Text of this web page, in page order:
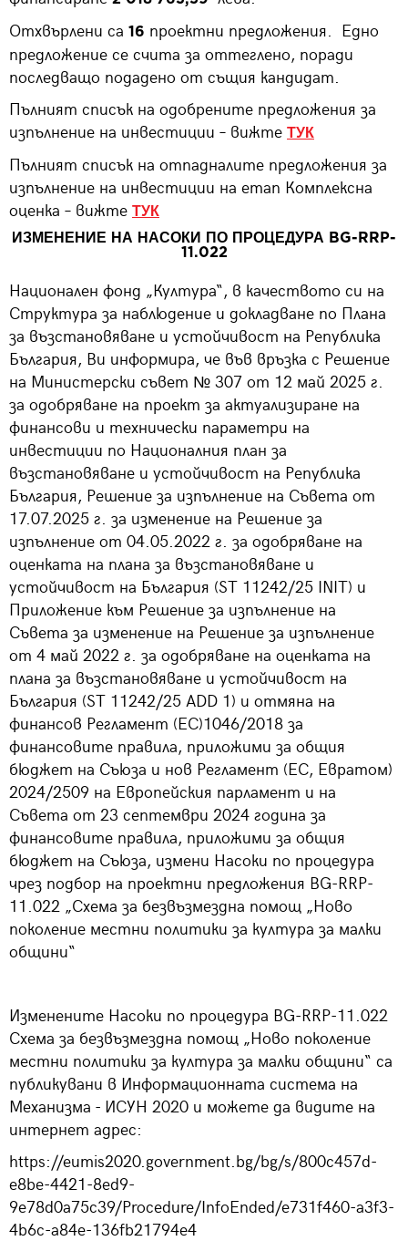
Отхвърлени са 16 проектни предложения. Едно
предложение се счита за оттеглено, поради
последващо подадено от същия кандидат.
Пълният списък на одобрените предложения за
изпълнение на инвестиции – вижте ТУК
Пълният списък на отпадналите предложения за
изпълнение на инвестиции на етап Комплексна
оценка – вижте ТУК
ИЗМЕНЕНИЕ НА НАСОКИ ПО ПРОЦЕДУРА BG-RRP-
11.022
Национален фонд „Култура“, в качеството си на
Структура за наблюдение и докладване по Плана
за възстановяване и устойчивост на Република
България, Ви информира, че във връзка с Решение
на Министерски съвет № 307 от 12 май 2025 г.
за одобряване на проект за актуализиране на
финансови и технически параметри на
инвестиции по Националния план за
възстановяване и устойчивост на Република
България, Решение за изпълнение на Съвета от
17.07.2025 г. за изменение на Решение за
изпълнение от 04.05.2022 г. за одобряване на
оценката на плана за възстановяване и
устойчивост на България (ST 11242/25 INIT) и
Приложение към Решение за изпълнение на
Съвета за изменение на Решение за изпълнение
от 4 май 2022 г. за одобряване на оценката на
плана за възстановяване и устойчивост на
България (ST 11242/25 ADD 1) и отмяна на
финансов Регламент (ЕС)1046/2018 за
финансовите правила, приложими за общия
бюджет на Съюза и нов Регламент (ЕС, Евратом)
2024/2509 на Европейския парламент и на
Съвета от 23 септември 2024 година за
финансовите правила, приложими за общия
бюджет на Съюза, измени Насоки по процедура
чрез подбор на проектни предложения BG-RRP-
11.022 „Схема за безвъзмездна помощ „Ново
поколение местни политики за култура за малки
общини“
Изменените Насоки по процедура BG-RRP-11.022
Схема за безвъзмездна помощ „Ново поколение
местни политики за култура за малки общини“ са
публикувани в Информационната система на
Механизма - ИСУН 2020 и можете да видите на
интернет адрес:
https://eumis2020.government.bg/bg/s/800c457d-
e8be-4421-8ed9-
9e78d0a75c39/Procedure/InfoEnded/e731f460-a3f3-
4b6c-a84e-136fb21794e4